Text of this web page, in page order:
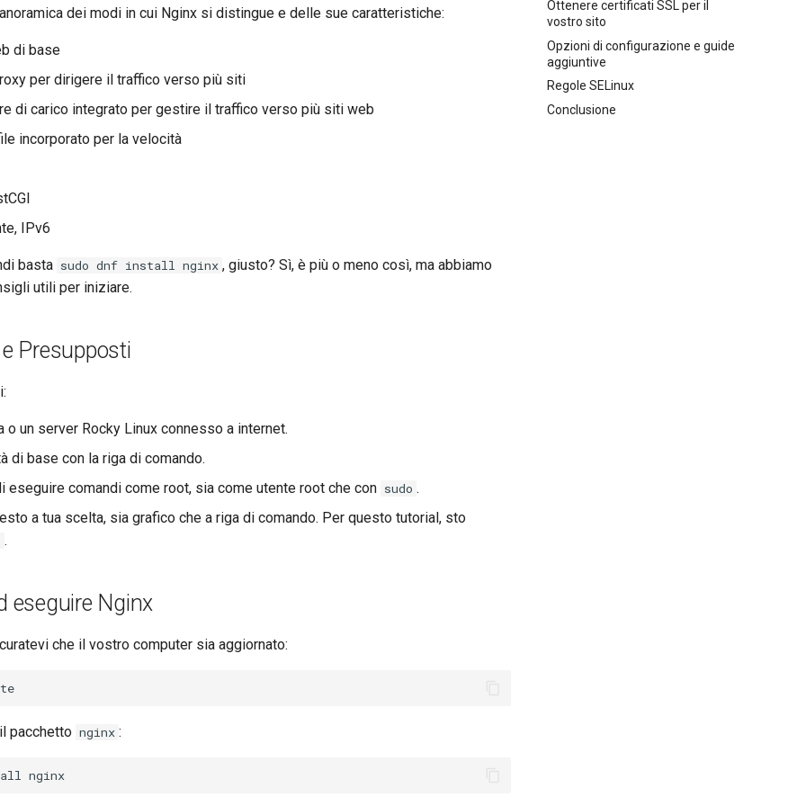
Ottenere certificati SSL per il
vostro sito
Opzioni di configurazione e guide
aggiuntive
Regole SELinux
Conclusione
dei modi in cui Nginx si distingue e delle sue caratteristiche:
di base
per dirigere il traffico verso più siti
di carico integrato per gestire il traffico verso più siti web
incorporato per la velocità
IPv6
basta sudo dnf install nginx , giusto? Sì, è più o meno così, ma abbiamo
utili per iniziare.
Presupposti
o un server Rocky Linux connesso a internet.
di base con la riga di comando.
eseguire comandi come root, sia come utente root che con sudo .
a tua scelta, sia grafico che a riga di comando. Per questo tutorial, sto
.
eseguire Nginx
che il vostro computer sia aggiornato:
pacchetto nginx :